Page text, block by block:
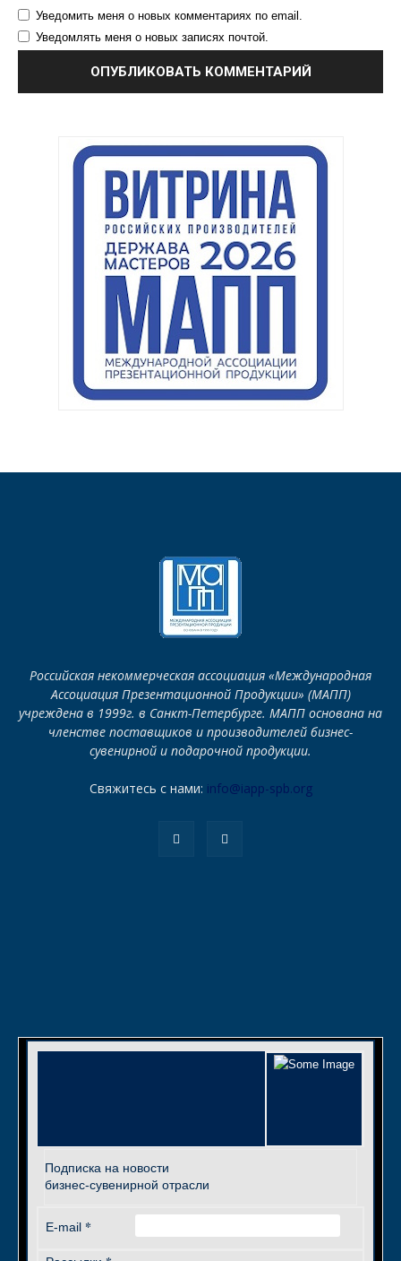
Уведомить меня о новых комментариях по email.
Уведомлять меня о новых записях почтой.
Российская некоммерческая ассоциация «Международная
Ассоциация Презентационной Продукции» (МАПП)
учреждена в 1999г. в Санкт-Петербурге. МАПП основана на
членстве поставщиков и производителей бизнес-
сувенирной и подарочной продукции.
Свяжитесь с нами: info@iapp-spb.org
Подписка на новости
бизнес-сувенирной отрасли
E-mail *